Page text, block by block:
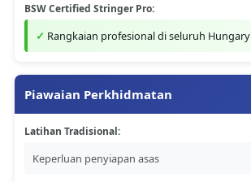
BSW Certified Stringer Pro:
Rangkaian profesional di seluruh Hungary
Piawaian Perkhidmatan
Latihan Tradisional:
Keperluan penyiapan asas